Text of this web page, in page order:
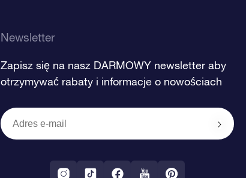
Newsletter
Zapisz się na nasz DARMOWY newsletter aby
otrzymywać rabaty i informacje o nowościach